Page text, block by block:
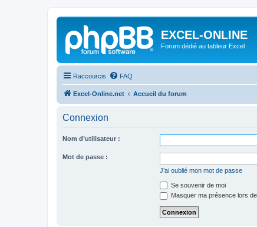
EXCEL-ONLINE
Forum dédié au tableur Excel
Raccourcis FAQ
Excel-Online.net Accueil du forum
Connexion
Nom d’utilisateur :
Mot de passe :
J’ai oublié mon mot de passe
Se souvenir de moi
Masquer ma présence lors